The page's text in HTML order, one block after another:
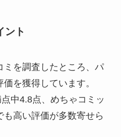
ント
ミを調査したところ、パ
を獲得しています。
中4.8点、めちゃコミッ
高い評価が多数寄せら